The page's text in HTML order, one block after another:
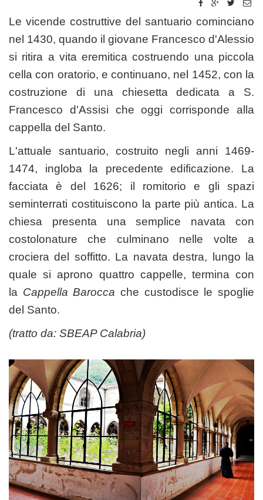
Le vicende costruttive del santuario cominciano
nel 1430, quando il giovane Francesco d'Alessio
si ritira a vita eremitica costruendo una piccola
cella con oratorio, e continuano, nel 1452, con la
costruzione di una chiesetta dedicata a S.
Francesco d'Assisi che oggi corrisponde alla
cappella del Santo.
L'attuale santuario, costruito negli anni 1469-
1474, ingloba la precedente edificazione. La
facciata è del 1626; il romitorio e gli spazi
seminterrati costituiscono la parte più antica. La
chiesa presenta una semplice navata con
costolonature che culminano nelle volte a
crociera del soffitto. La navata destra, lungo la
quale si aprono quattro cappelle, termina con
la Cappella Barocca che custodisce le spoglie
del Santo.
(tratto da: SBEAP Calabria)